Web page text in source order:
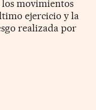
movimientos
ejercicio y la
realizada por